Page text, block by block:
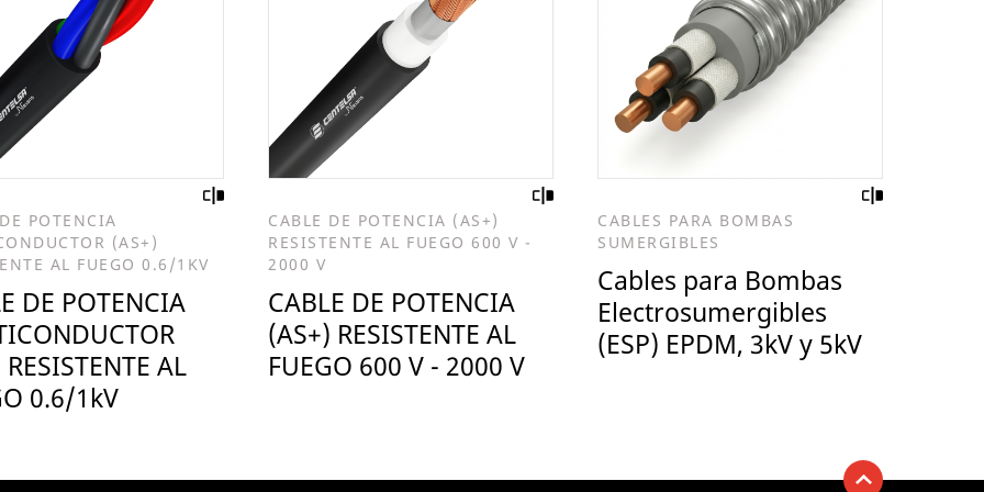
POTENCIA
(AS+)
AL FUEGO 0.6/1KV
DE POTENCIA
AL
0.6/1kV
CABLE DE POTENCIA (AS+)
RESISTENTE AL FUEGO 600 V -
2000 V
CABLE DE POTENCIA
(AS+) RESISTENTE AL
FUEGO 600 V - 2000 V
CABLES PARA BOMBAS
SUMERGIBLES
Cables para Bombas
Electrosumergibles
(ESP) EPDM, 3kV y 5kV